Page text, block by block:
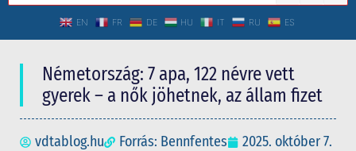
EN FR DE HU IT RU ES
Németország: 7 apa, 122 névre vett
gyerek – a nők jöhetnek, az állam fizet
vdtablog.hu Forrás: Bennfentes
2025. október 7.